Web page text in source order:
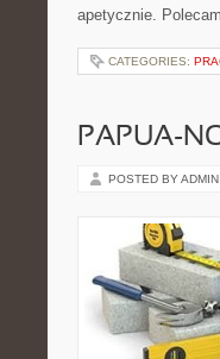
apetycznie.
CATEGORIES:
PAPUA-
POSTED BY ADMIN